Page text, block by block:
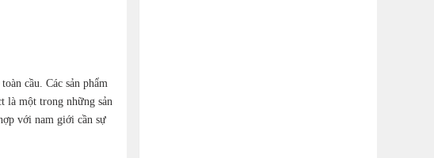
cầu. Các sản phẩm
là một trong những sản
với nam giới cần sự